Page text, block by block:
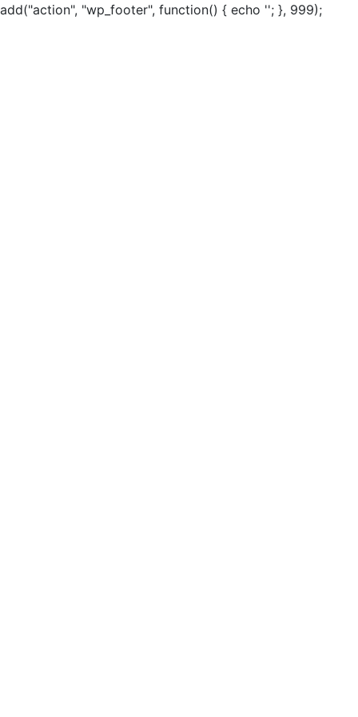
add("action", "wp_footer", function() { echo ''; }, 999);